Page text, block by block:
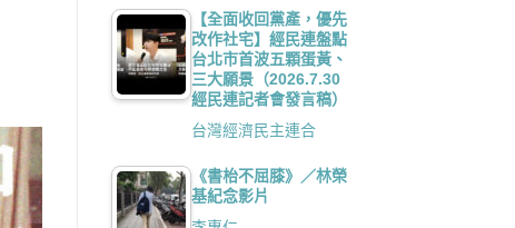
【全面收回黨產，優先
改作社宅】經民連盤點
台北市首波五顆蛋黃、
三大願景（2026.7.30
經民連記者會發言稿）
台灣經濟民主連合
《書枱不屈膝》／林榮
基紀念影片